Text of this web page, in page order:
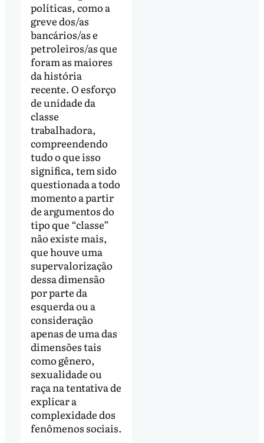
políticas, como a
greve dos/as
bancários/as e
petroleiros/as que
foram as maiores
da história
recente. O esforço
de unidade da
classe
trabalhadora,
compreendendo
tudo o que isso
significa, tem sido
questionada a todo
momento a partir
de argumentos do
tipo que “classe”
não existe mais,
que houve uma
supervalorização
dessa dimensão
por parte da
esquerda ou a
consideração
apenas de uma das
dimensões tais
como gênero,
sexualidade ou
raça na tentativa de
explicar a
complexidade dos
fenômenos sociais.